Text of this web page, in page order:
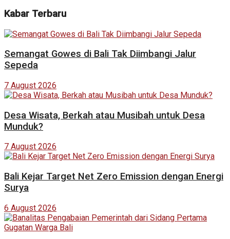
Kabar Terbaru
Semangat Gowes di Bali Tak Diimbangi Jalur
Sepeda
7 August 2026
Desa Wisata, Berkah atau Musibah untuk Desa
Munduk?
7 August 2026
Bali Kejar Target Net Zero Emission dengan Energi
Surya
6 August 2026